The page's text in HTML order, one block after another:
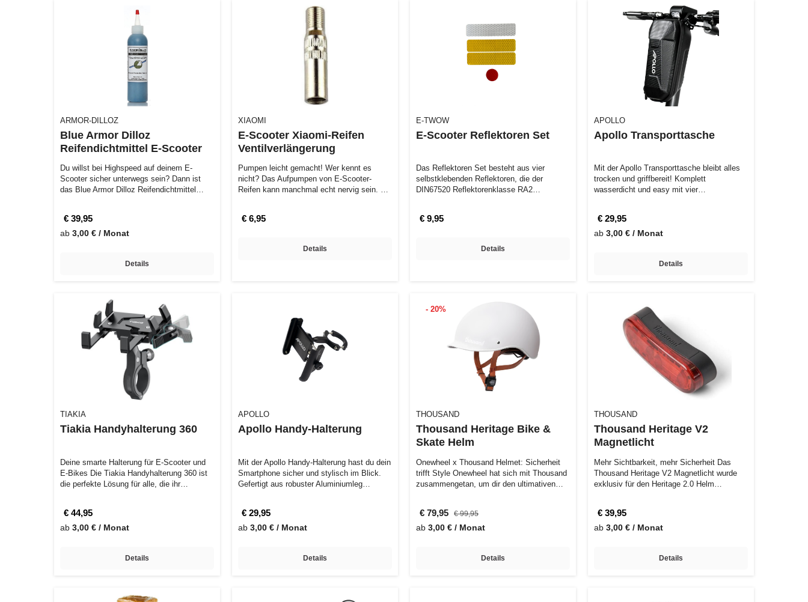
ARMOR-DILLOZ
Blue Armor Dilloz
Reifendichtmittel E-Scooter
Du willst bei Highspeed auf deinem E-
Scooter sicher unterwegs sein? Dann ist
das Blue Armor Dilloz Reifendichtmittel
€ 39,95
ab 3,00 € / Monat
Details
XIAOMI
E-Scooter Xiaomi-Reifen
Ventilverlängerung
Pumpen leicht gemacht! Wer kennt es
nicht? Das Aufpumpen von E-Scooter-
Reifen kann manchmal echt nervig sein. Mit
€ 6,95
Details
E-TWOW
E-Scooter Reflektoren Set
Das Reflektoren Set besteht aus vier
selbstklebenden Reflektoren, die der
DIN67520 Reflektorenklasse RA2
€ 9,95
Details
APOLLO
Apollo Transporttasche
Mit der Apollo Transporttasche bleibt alles
trocken und griffbereit! Komplett
wasserdicht und easy mit vier
€ 29,95
ab 3,00 € / Monat
Details
TIAKIA
Tiakia Handyhalterung 360
Deine smarte Halterung für E-Scooter und
E-Bikes Die Tiakia Handyhalterung 360 ist
die perfekte Lösung für alle, die ihr…
€ 44,95
ab 3,00 € / Monat
Details
APOLLO
Apollo Handy-Halterung
Mit der Apollo Handy-Halterung hast du dein
Smartphone sicher und stylisch im Blick.
Gefertigt aus robuster Aluminiumleg…
€ 29,95
ab 3,00 € / Monat
Details
- 20%
THOUSAND
Thousand Heritage Bike &
Skate Helm
Onewheel x Thousand Helmet: Sicherheit
trifft Style Onewheel hat sich mit Thousand
zusammengetan, um dir den ultimativen…
€ 79,95 € 99,95
ab 3,00 € / Monat
Details
THOUSAND
Thousand Heritage V2
Magnetlicht
Mehr Sichtbarkeit, mehr Sicherheit Das
Thousand Heritage V2 Magnetlicht wurde
exklusiv für den Heritage 2.0 Helm
€ 39,95
ab 3,00 € / Monat
Details